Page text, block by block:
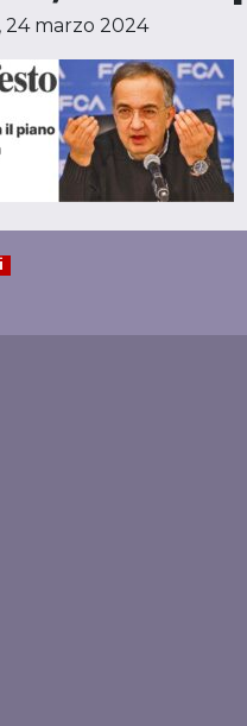
24 marzo 2024